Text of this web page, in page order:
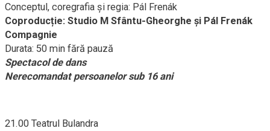
Conceptul, coregrafia și regia: Pál Frenák
Coproducție: Studio M Sfântu-Gheorghe și Pál Frenák
Compagnie
Durata: 50 min fără pauză
Spectacol de dans
Nerecomandat persoanelor sub 16 ani
21.00 Teatrul Bulandra